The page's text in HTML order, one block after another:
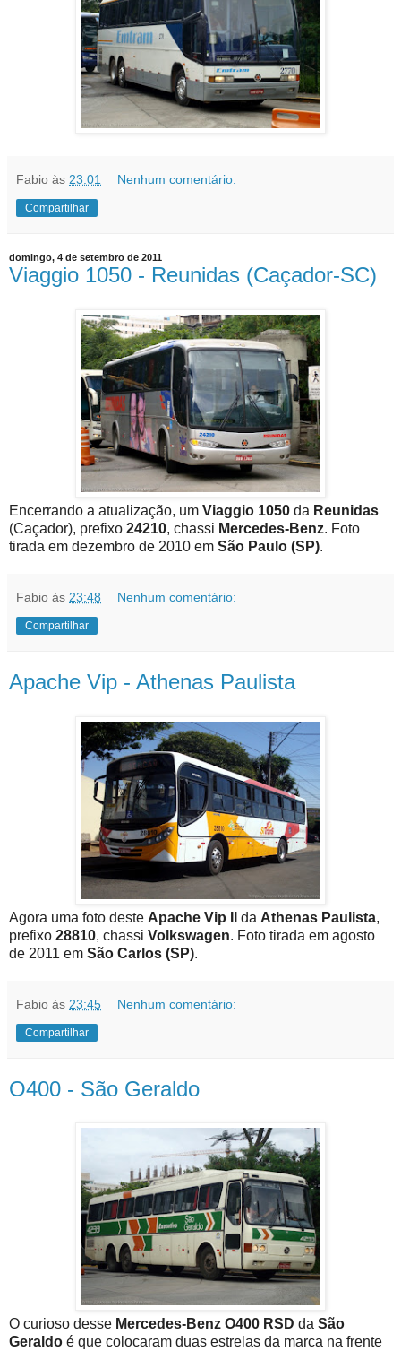
Fabio às 23:01 Nenhum comentário:
Compartilhar
domingo, 4 de setembro de 2011
Viaggio 1050 - Reunidas (Caçador-SC)
Encerrando a atualização, um Viaggio 1050 da Reunidas
(Caçador), prefixo 24210, chassi Mercedes-Benz. Foto
tirada em dezembro de 2010 em São Paulo (SP).
Fabio às 23:48 Nenhum comentário:
Compartilhar
Apache Vip - Athenas Paulista
Agora uma foto deste Apache Vip II da Athenas Paulista,
prefixo 28810, chassi Volkswagen. Foto tirada em agosto
de 2011 em São Carlos (SP).
Fabio às 23:45 Nenhum comentário:
Compartilhar
O400 - São Geraldo
O curioso desse Mercedes-Benz O400 RSD da São
Geraldo é que colocaram duas estrelas da marca na frente